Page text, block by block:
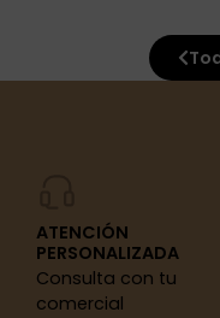
ATENCIÓN
PERSONALIZADA
Consulta con tu
comercial